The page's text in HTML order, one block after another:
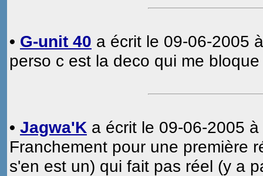
• G-unit 40 a écrit le 09-06-2005
perso c est la deco qui me
• Jagwa'K a écrit le 09-06-2005
Franchement pour une première
s'en est un) qui fait pas réel (y a